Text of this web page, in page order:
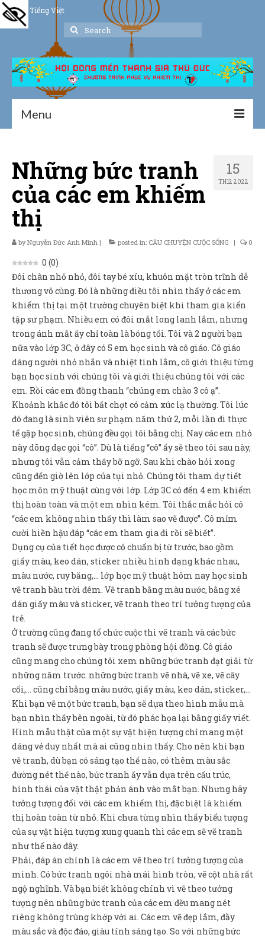
Tiếng Việt
Search
Menu
Giới thiệu
Hoạt động
Dịch vụ hỗ trợ
Sản Phẩm
Giúp đỡ
Liên hệ
15
TH12 2022
Những bức tranh
của các em khiếm
thị
byNguyễn Đức Anh Minh | posted in: CÂU CHUYỆN CUỘC SỐNG | 0
0 (0)
Đôi chân nhỏ nhỏ, đôi tay bé xíu, khuôn mặt tròn trĩnh dễ
thương vô cùng. Đó là những điều tôi nhìn thấy ở các em
khiếm thị tại một trường chuyên biệt khi tham gia kiến
tập sư phạm. Nhiều em có đôi mắt long lanh lắm, nhưng
trong ánh mắt ấy chỉ toàn là bóng tối. Tôi và 2 người bạn
nữa vào lớp 3C, ở đây có 5 em học sinh và cô giáo. Cô giáo
dáng người nhỏ nhắn và nhiệt tình lắm, cô giới thiệu từng
bạn học sinh với chúng tôi và giới thiệu chúng tôi với các
em. Rồi các em đồng thanh “chúng em chào 3 cô ạ”.
Khoảnh khắc đó tôi bất chợt có cảm xúc lạ thường. Tôi lúc
đó đang là sinh viên sư phạm năm thứ 2, mỗi lần đi thực
tế gặp học sinh, chúng đều gọi tôi bằng chị. Nay các em nhỏ
này dõng dạc gọi “cô”. Dù là tiếng “cô” ấy sẽ theo tôi sau này,
nhưng tôi vẫn cảm thấy bỡ ngỡ. Sau khi chào hỏi xong
cũng đến giờ lên lớp của tụi nhỏ. Chúng tôi tham dự tiết
học môn mỹ thuật cùng với lớp. Lớp 3C có đến 4 em khiếm
thị hoàn toàn và một em nhìn kém. Tôi thắc mắc hỏi cô
“các em không nhìn thấy thì làm sao vẽ được”. Cô mỉm
cười hiền hậu đáp “các em tham gia đi rồi sẽ biết”.
Dụng cụ của tiết học được cô chuẩn bị từ trước, bao gồm
giấy màu, keo dán, sticker nhiều hình dạng khác nhau,
màu nước, ruy băng,… lớp học mỹ thuật hôm nay học sinh
vẽ tranh bầu trời đêm. Vẽ tranh bằng màu nước, bằng xé
dán giấy màu và sticker, vẽ tranh theo trí tưởng tượng của
trẻ.
Ở trường cũng đang tổ chức cuộc thi vẽ tranh và các bức
tranh sẽ được trưng bày trong phòng hội đồng. Cô giáo
cũng mang cho chúng tôi xem những bức tranh đạt giải từ
những năm trước. những bức tranh vẽ nhà, vẽ xe, vẽ cây
cối,… cũng chỉ bằng màu nước, giấy màu, keo dán, sticker,…
Khi bạn vẽ một bức tranh, bạn sẽ dựa theo hình mẫu mà
bạn nhìn thấy bên ngoài, từ đó phác họa lại bằng giấy viết.
Hình mẫu thật của một sự vật hiện tượng chỉ mang một
dáng vẻ duy nhất mà ai cũng nhìn thấy. Cho nên khi bạn
vẽ tranh, dù bạn có sáng tạo thế nào, có thêm màu sắc
đường nét thế nào, bức tranh ấy vẫn dựa trên cấu trúc,
hình thái của vật thật phản ánh vào mắt bạn. Nhưng hãy
tưởng tượng đối với các em khiếm thị, đặc biệt là khiếm
thị hoàn toàn từ nhỏ. Khi chưa từng nhìn thấy biểu tượng
của sự vật hiện tượng xung quanh thì các em sẽ vẽ tranh
như thế nào đây.
Phải, đáp án chính là các em vẽ theo trí tưởng tượng của
mình. Có bức tranh ngôi nhà mái hình tròn, vẽ cột nhà rất
ngộ nghĩnh. Và bạn biết không chính vì vẽ theo tưởng
tượng nên những bức tranh của các em đều mang nét
riêng không trùng khớp với ai. Các em vẽ đẹp lắm, đầy
màu sắc và độc đáo, giàu tính sáng tạo. So với những bức